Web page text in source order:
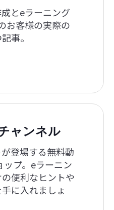
とeラーニング
お客様の実際の
事。
ャンネル
登場する無料動
プ。eラーニン
便利なヒントや
に入れましょ